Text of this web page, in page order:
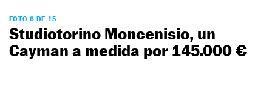
FOTO 6 DE 15
Studiotorino Moncenisio, un
Cayman a medida por 145.000 €